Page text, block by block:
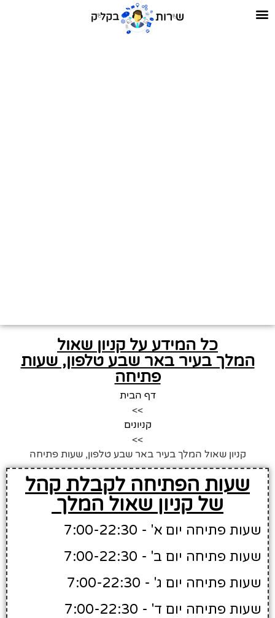
כל המידע על קניון שאול
המלך בעיר באר שבע טלפון, שעות
פתיחה
דף הבית
>>
קניונים
>>
קניון שאול המלך בעיר באר שבע טלפון, שעות פתיחה
שעות הפתיחה לקבלת קהל
של קניון שאול המלך
שעות פתיחה יום א' - 7:00-22:30
שעות פתיחה יום ב' - 7:00-22:30
שעות פתיחה יום ג' - 7:00-22:30
שעות פתיחה יום ד' - 7:00-22:30